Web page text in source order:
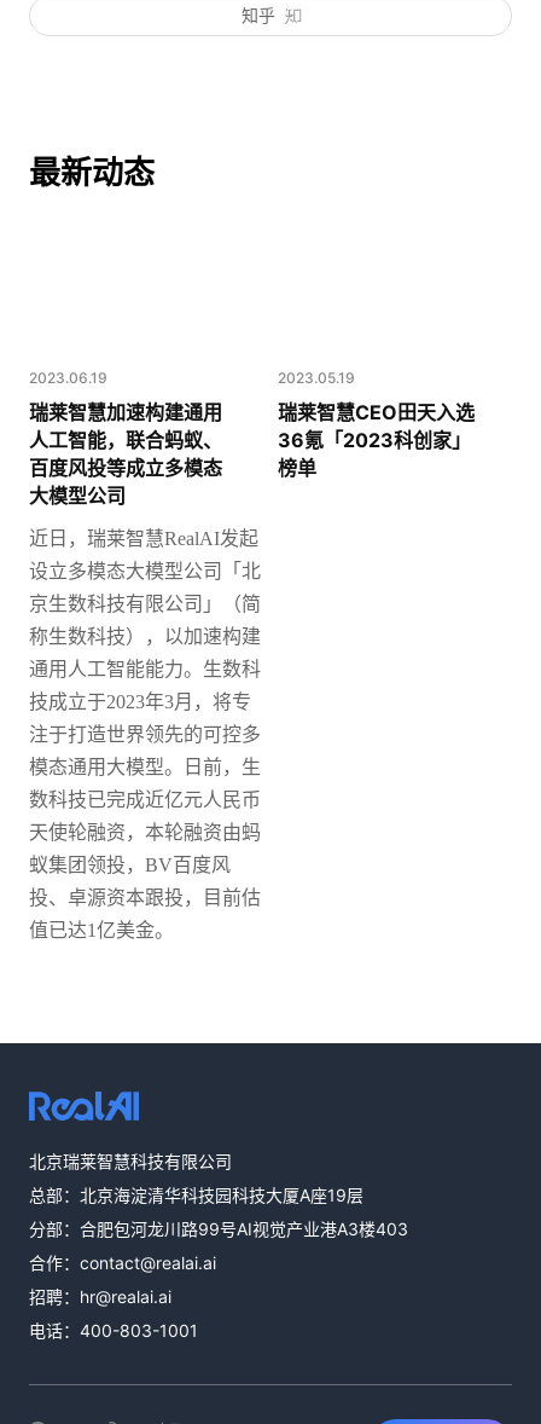
知乎
最新动态
2023.06.19
瑞莱智慧加速构建通用
人工智能，联合蚂蚁、
百度风投等成立多模态
大模型公司
近日，瑞莱智慧RealAI发起
设立多模态大模型公司「北
京生数科技有限公司」（简
称生数科技），以加速构建
通用人工智能能力。 生数科
技成立于2023年3月，将专
注于打造世界领先的可控多
模态通用大模型。日前，生
数科技已完成近亿元人民币
天使轮融资，本轮融资由蚂
蚁集团领投，BV百度风
投、卓源资本跟投，目前估
值已达1亿美金。
2023.05.19
瑞莱智慧CEO田天入选
36氪「2023科创家」
榜单
北京瑞莱智慧科技有限公司
总部：北京海淀清华科技园科技大厦A座19层
分部：合肥包河龙川路99号AI视觉产业港A3楼403
合作： contact@realai.ai
招聘： hr@realai.ai
电话： 400-803-1001
邮件咨询
contact@realai.ai